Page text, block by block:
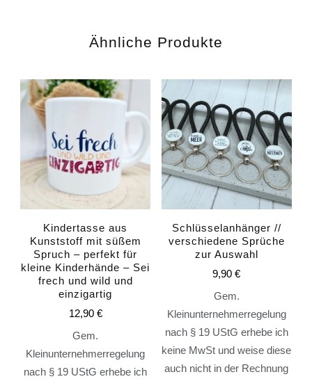
Ähnliche Produkte
Kindertasse aus
Kunststoff mit süßem
Spruch – perfekt für
kleine Kinderhände – Sei
frech und wild und
einzigartig
12,90 €
Gem.
Kleinunternehmerregelung
nach § 19 UStG erhebe ich
Schlüsselanhänger //
verschiedene Sprüche
zur Auswahl
9,90€
Gem.
Kleinunternehmerregelung
nach § 19 UStG erhebe ich
keine MwSt und weise diese
auch nicht in der Rechnung